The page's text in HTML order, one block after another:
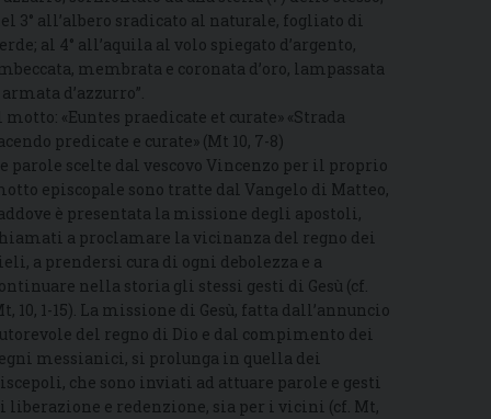
3° all’albero sradicato al naturale, fogliato di
al 4° all’aquila al volo spiegato d’argento,
membrata e coronata d’oro, lampassata
armata d’azzurro”.
motto: «Euntes praedicate et curate» «Strada
predicate e curate» (Mt 10, 7-8)
parole scelte dal vescovo Vincenzo per il proprio
episcopale sono tratte dal Vangelo di Matteo,
è presentata la missione degli apostoli,
a proclamare la vicinanza del regno dei
a prendersi cura di ogni debolezza e a
nella storia gli stessi gesti di Gesù (cf.
10, 1-15). La missione di Gesù, fatta dall’annuncio
del regno di Dio e dal compimento dei
messianici, si prolunga in quella dei
che sono inviati ad attuare parole e gesti
liberazione e redenzione, sia per i vicini (cf. Mt,